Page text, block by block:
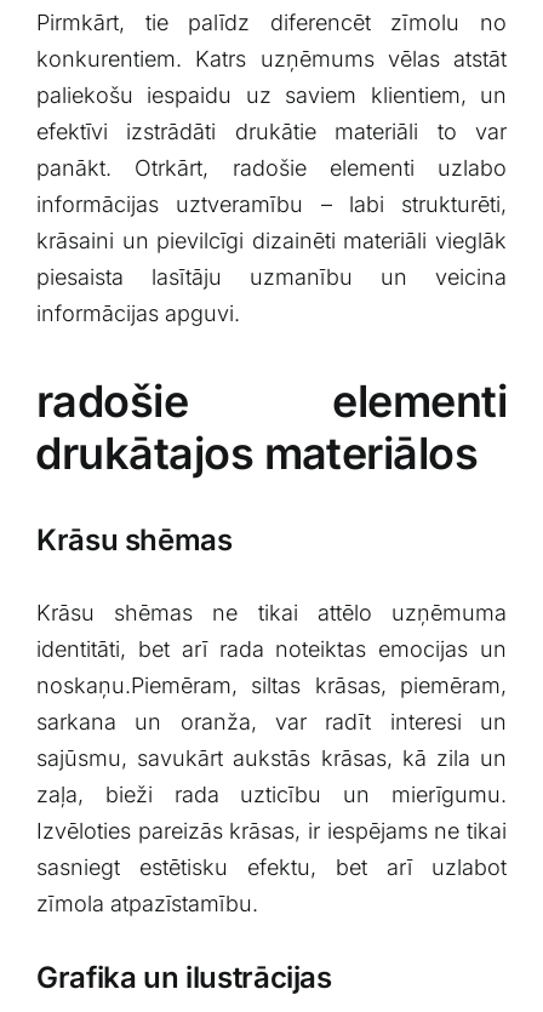
Pirmkārt, tie palīdz diferencēt zīmolu⁢ no
konkurentiem. ​Katrs uzņēmums vēlas atstāt
paliekošu iespaidu uz⁢ saviem klientiem, ‌un
⁢efektīvi ⁣izstrādāti⁣ drukātie materiāli to var
panākt. Otrkārt, radošie⁣ elementi uzlabo
informācijas uztveramību – ⁢labi strukturēti,
⁢krāsaini un pievilcīgi dizainēti materiāli vieglāk‍
piesaista lasītāju​ uzmanību un veicina
informācijas apguvi.
radošie elementi
⁢drukātajos materiālos
Krāsu shēmas
Krāsu shēmas ne​ tikai attēlo uzņēmuma
identitāti, bet arī rada noteiktas emocijas un
noskaņu.Piemēram, siltas krāsas,⁢ piemēram,
sarkana un oranža, var radīt interesi ⁤un
sajūsmu, savukārt aukstās ‌krāsas, kā zila un
⁢zaļa, bieži rada uzticību un mierīgumu.⁤
Izvēloties pareizās krāsas, ir iespējams ne tikai
sasniegt estētisku ‍efektu, bet arī ⁣uzlabot
zīmola ⁢atpazīstamību.
Grafika un ilustrācijas